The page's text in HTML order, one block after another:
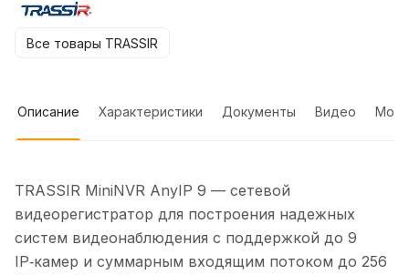
Все товары TRASSIR
Описание Характеристики Документы Видео
TRASSIR MiniNVR AnyIP 9 — сетевой
видеорегистратор для построения надежных
систем видеонаблюдения с поддержкой до 9
IP‑камер и суммарным входящим потоком до 256